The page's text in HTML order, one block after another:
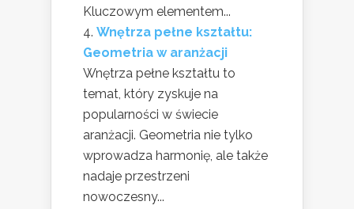
Kluczowym elementem...
Wnętrza pełne kształtu:
Geometria w aranżacji
Wnętrza pełne kształtu to
temat, który zyskuje na
popularności w świecie
aranżacji. Geometria nie tylko
wprowadza harmonię, ale także
nadaje przestrzeni
nowoczesny...